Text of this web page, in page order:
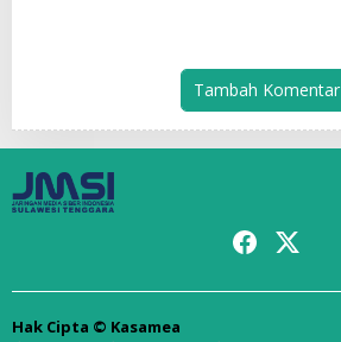
Tambah Komentar
Hak Cipta © Kasamea